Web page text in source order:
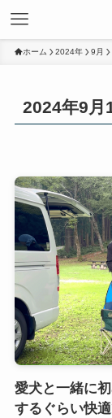
ホーム 2024年 9月
2024年9月
愛犬と一緒に
するぐらい快